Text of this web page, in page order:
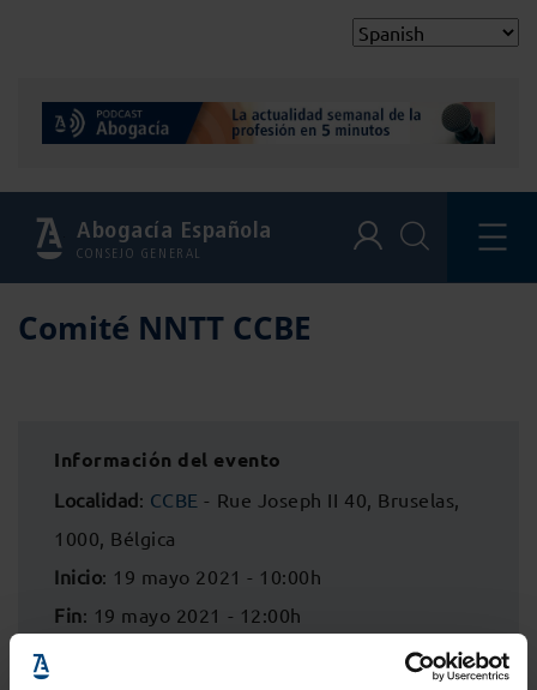
Abogacía Española
CONSEJO GENERAL
Comité NNTT CCBE
Información del evento
Localidad: CCBE - Rue Joseph II 40, Bruselas,
1000, Bélgica
Inicio: 19 mayo 2021 - 10:00h
Fin: 19 mayo 2021 - 12:00h